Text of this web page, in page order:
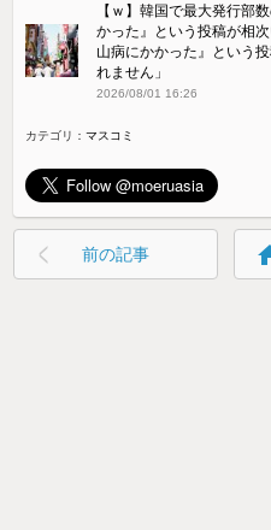
【ｗ】韓国で最大発行部
かった』という投稿が相
山病にかかった』という
れません」
2026/08/01 16:26
カテゴリ：マスコミ
前の記事